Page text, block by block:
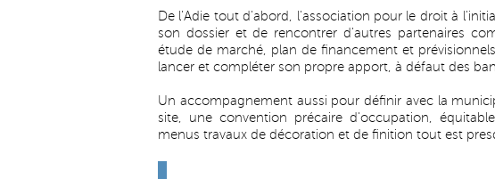
De l'Adie tout d'abord, l'association pour le droit à
son dossier et de rencontrer d'autres partenaires
étude de marché, plan de financement et
lancer et compléter son propre apport, à défaut des
Un accompagnement aussi pour définir avec la
site, une convention précaire d'occupation,
menus travaux de décoration et de finition tout est